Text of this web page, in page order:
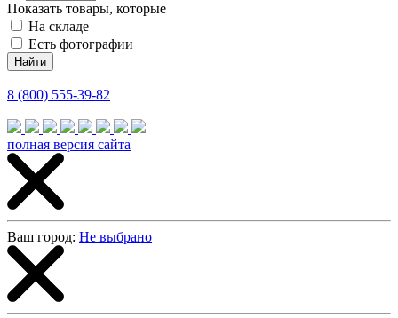
Показать товары, которые
На складе
Есть фотографии
8 (800) 555-39-82
полная версия сайта
Ваш город: Не выбрано